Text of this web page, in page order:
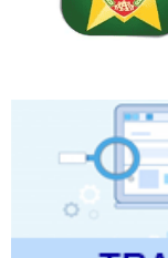
chính trong một
lý của Sở Văn
Số kí hiệu:
Tên: Quyết định
được sửa đổi, bổ
trình điện tử giải
lịch thuộc phạm
thao và Du lịch
Ngày ban hành: